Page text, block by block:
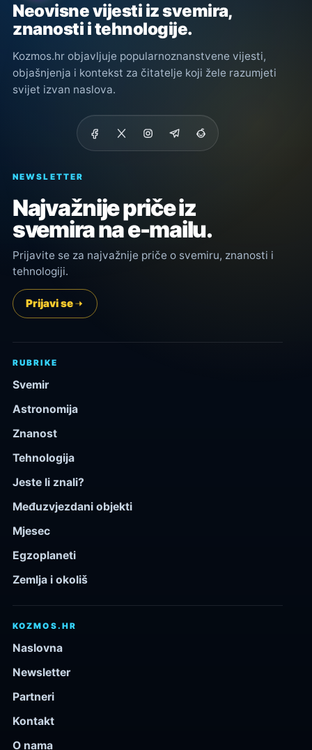
Neovisne vijesti iz svemira,
znanosti i tehnologije.
Kozmos.hr objavljuje popularnoznanstvene vijesti,
objašnjenja i kontekst za čitatelje koji žele razumjeti
svijet izvan naslova.
NEWSLETTER
Najvažnije priče iz
svemira na e-mailu.
Prijavite se za najvažnije priče o svemiru, znanosti i
tehnologiji.
Prijavi se
RUBRIKE
Svemir
Astronomija
Znanost
Tehnologija
Jeste li znali?
Međuzvjezdani objekti
Mjesec
Egzoplaneti
Zemlja i okoliš
KOZMOS.HR
Naslovna
Newsletter
Partneri
Kontakt
O nama